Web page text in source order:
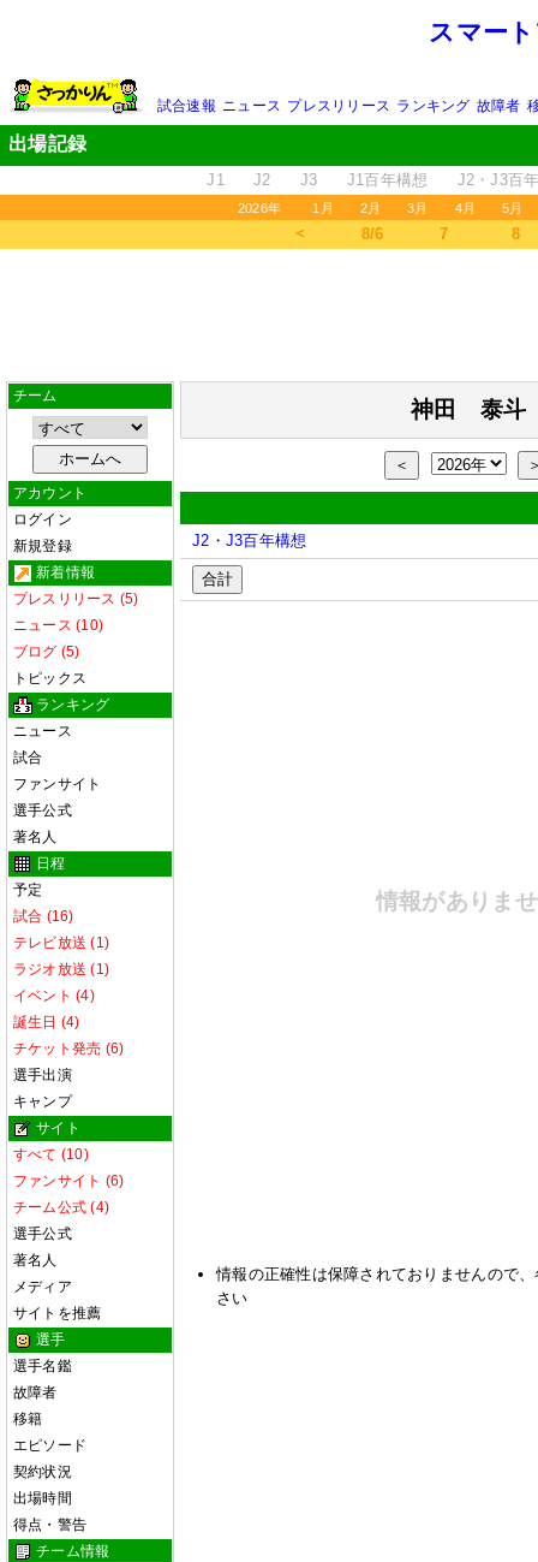
スマー
試合速報 ニュース プレスリリース ランキング 故障者
出場記録
J1 J2 J3 J1百年構想 J2・J3百
2026年 1月 2月 3月 4月 5月
＜ 8/6 7 8
チーム
アカウント
ログイン
新規登録
新着情報
プレスリリース (5)
ニュース (10)
ブログ (5)
トピックス
ランキング
ニュース
試合
ファンサイト
選手公式
著名人
日程
予定
試合 (16)
テレビ放送 (1)
ラジオ放送 (1)
イベント (4)
誕生日 (4)
チケット発売 (6)
選手出演
キャンプ
サイト
すべて (10)
ファンサイト (6)
チーム公式 (4)
選手公式
著名人
メディア
サイトを推薦
選手
選手名鑑
故障者
移籍
エピソード
契約状況
出場時間
得点・警告
チーム情報
神田 泰斗
＜
J2・J3百年構想
合計
情報がありま
情報の正確性は保障されておりませんので
さい